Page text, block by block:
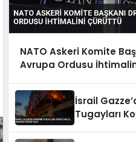
NATO Askeri Komite
Avrupa Ordusu
İsrail
Tugayları